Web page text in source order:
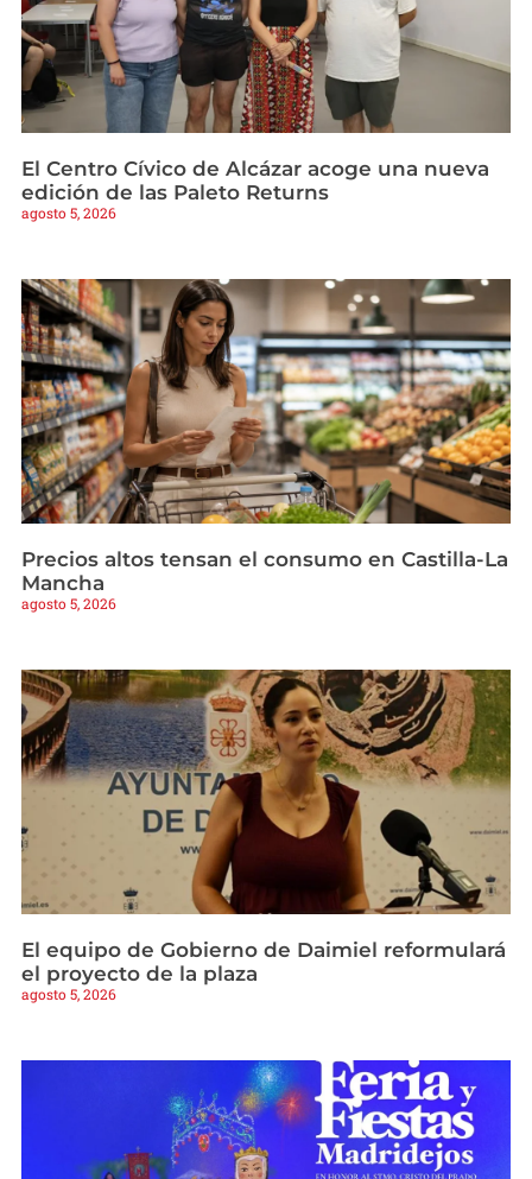
El Centro Cívico de Alcázar acoge una nueva
edición de las Paleto Returns
agosto 5, 2026
Precios altos tensan el consumo en Castilla-La
Mancha
agosto 5, 2026
El equipo de Gobierno de Daimiel reformulará
el proyecto de la plaza
agosto 5, 2026